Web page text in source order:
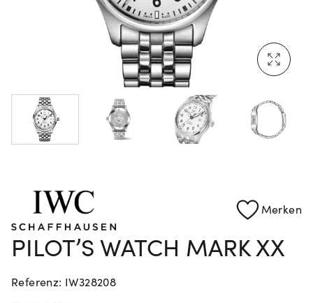
Mehr erfahren: Ikonische Uhren von Cartier
Rolex Certified Pre-Owned entdecken
Merken
PILOT’S WATCH MARK XX
Referenz: IW328208